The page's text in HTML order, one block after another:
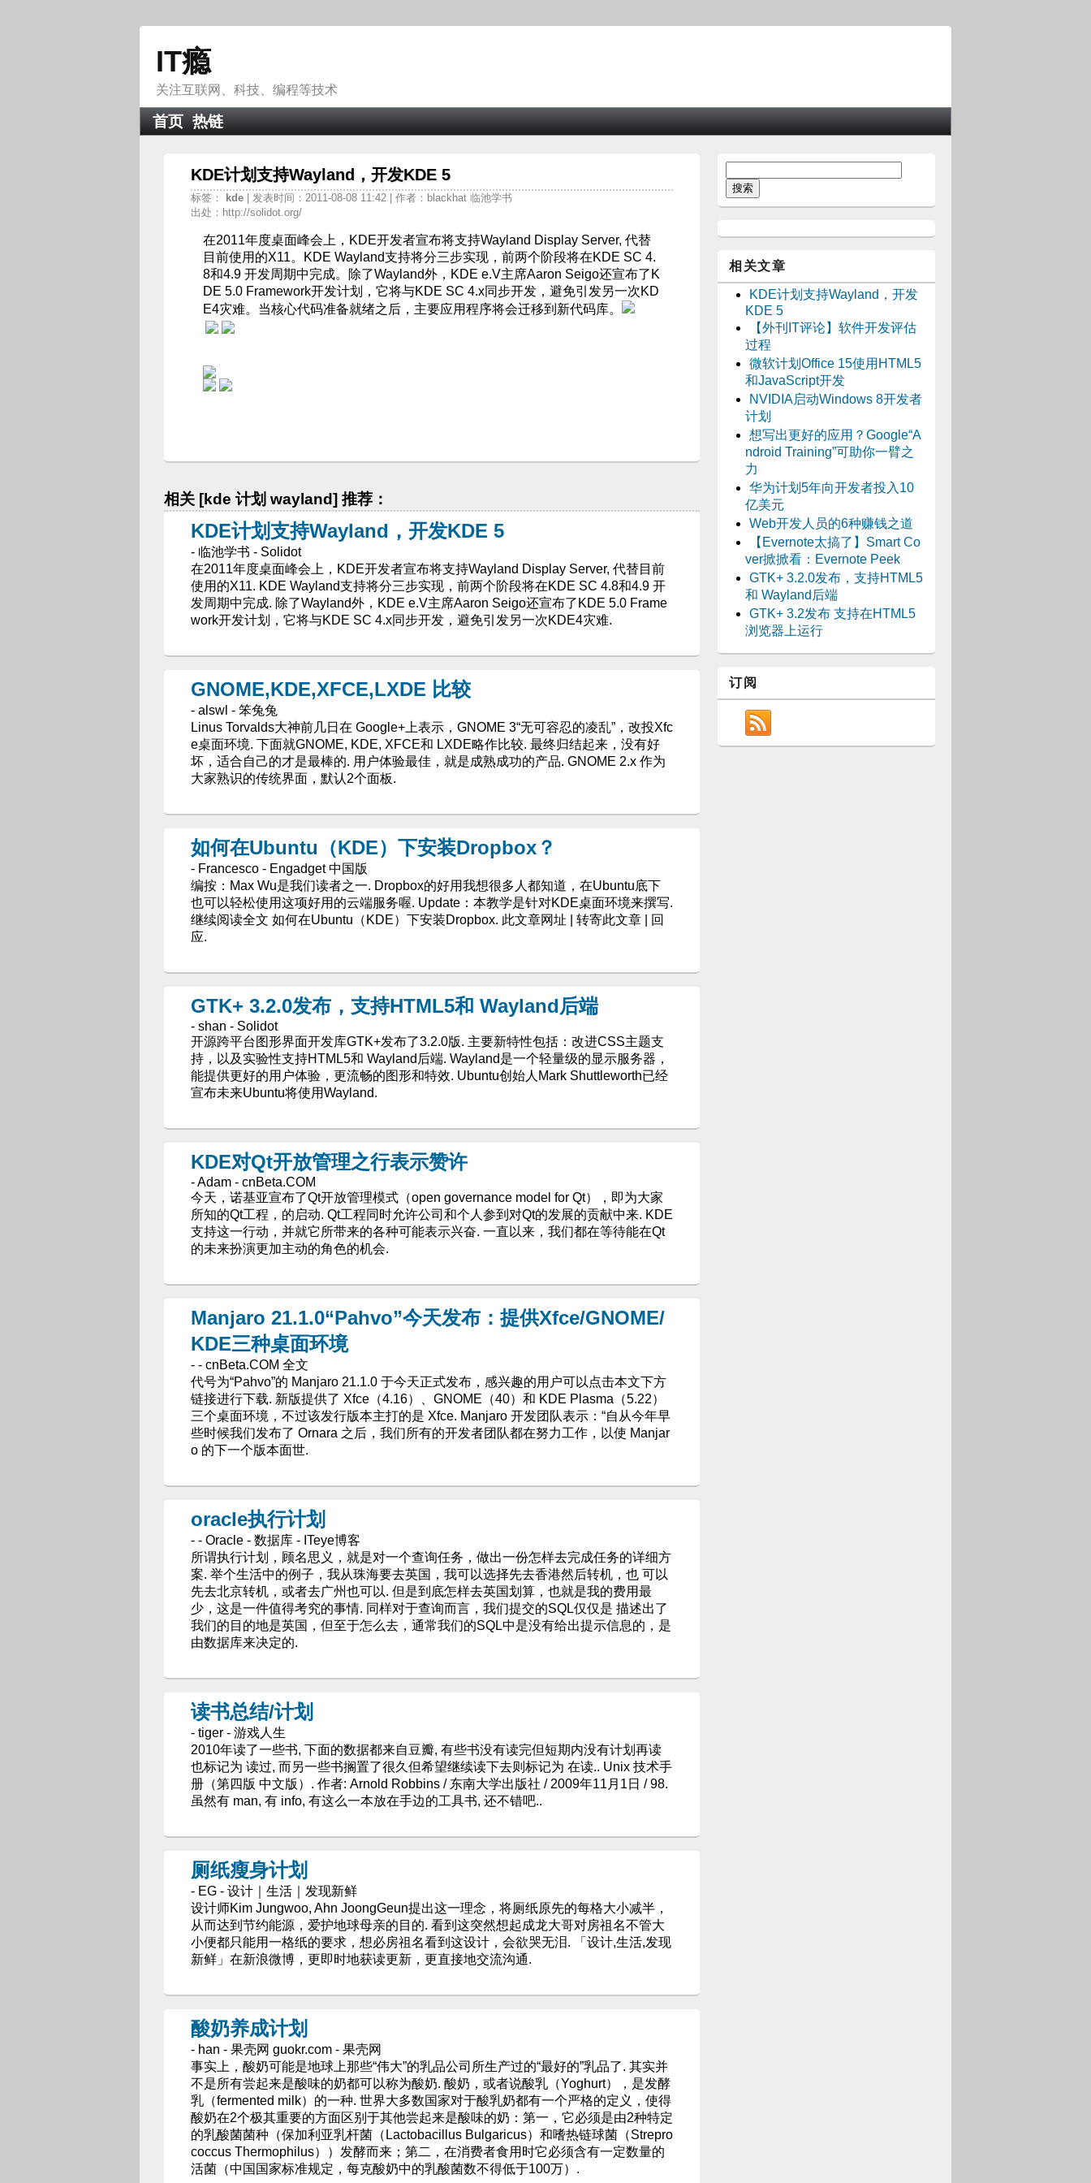
IT瘾
关注互联网、科技、编程等技术
首页 热链
KDE计划支持Wayland，开发KDE 5
标签： kde
| 发表时间：2011-08-08 11:42 | 作者：blackhat 临池学书
出处：http://solidot.org/
在2011年度桌面峰会上，KDE开发者宣布将支持Wayland Display Server, 代替
目前使用的X11。KDE Wayland支持将分三步实现，前两个阶段将在KDE SC 4.
8和4.9 开发周期中完成。除了Wayland外，KDE e.V主席Aaron Seigo还宣布了K
DE 5.0 Framework开发计划，它将与KDE SC 4.x同步开发，避免引发另一次KD
E4灾难。当核心代码准备就绪之后，主要应用程序将会迁移到新代码库。
相关 [kde 计划 wayland] 推荐：
KDE计划支持Wayland，开发KDE 5
- 临池学书 - Solidot
在2011年度桌面峰会上，KDE开发者宣布将支持Wayland Display Server, 代替目前
使用的X11. KDE Wayland支持将分三步实现，前两个阶段将在KDE SC 4.8和4.9 开
发周期中完成. 除了Wayland外，KDE e.V主席Aaron Seigo还宣布了KDE 5.0 Frame
work开发计划，它将与KDE SC 4.x同步开发，避免引发另一次KDE4灾难.
GNOME,KDE,XFCE,LXDE 比较
- alswl - 笨兔兔
Linus Torvalds大神前几日在 Google+上表示，GNOME 3“无可容忍的凌乱”，改投Xfc
e桌面环境. 下面就GNOME, KDE, XFCE和 LXDE略作比较. 最终归结起来，没有好
坏，适合自己的才是最棒的. 用户体验最佳，就是成熟成功的产品. GNOME 2.x 作为
大家熟识的传统界面，默认2个面板.
如何在Ubuntu（KDE）下安装Dropbox？
- Francesco - Engadget 中国版
编按：Max Wu是我们读者之一. Dropbox的好用我想很多人都知道，在Ubuntu底下
也可以轻松使用这项好用的云端服务喔. Update：本教学是针对KDE桌面环境来撰写.
继续阅读全文 如何在Ubuntu（KDE）下安装Dropbox. 此文章网址 | 转寄此文章 | 回
应.
GTK+ 3.2.0发布，支持HTML5和 Wayland后端
- shan - Solidot
开源跨平台图形界面开发库GTK+发布了3.2.0版. 主要新特性包括：改进CSS主题支
持，以及实验性支持HTML5和 Wayland后端. Wayland是一个轻量级的显示服务器，
能提供更好的用户体验，更流畅的图形和特效. Ubuntu创始人Mark Shuttleworth已经
宣布未来Ubuntu将使用Wayland.
KDE对Qt开放管理之行表示赞许
- Adam - cnBeta.COM
今天，诺基亚宣布了Qt开放管理模式（open governance model for Qt），即为大家
所知的Qt工程，的启动. Qt工程同时允许公司和个人参到对Qt的发展的贡献中来. KDE
支持这一行动，并就它所带来的各种可能表示兴奋. 一直以来，我们都在等待能在Qt
的未来扮演更加主动的角色的机会.
Manjaro 21.1.0“Pahvo”今天发布：提供Xfce/GNOME/
KDE三种桌面环境
- - cnBeta.COM 全文
代号为“Pahvo”的 Manjaro 21.1.0 于今天正式发布，感兴趣的用户可以点击本文下方
链接进行下载. 新版提供了 Xfce（4.16）、GNOME（40）和 KDE Plasma（5.22）
三个桌面环境，不过该发行版本主打的是 Xfce. Manjaro 开发团队表示：“自从今年早
些时候我们发布了 Ornara 之后，我们所有的开发者团队都在努力工作，以使 Manjar
o 的下一个版本面世.
oracle执行计划
- - Oracle - 数据库 - ITeye博客
所谓执行计划，顾名思义，就是对一个查询任务，做出一份怎样去完成任务的详细方
案. 举个生活中的例子，我从珠海要去英国，我可以选择先去香港然后转机，也 可以
先去北京转机，或者去广州也可以. 但是到底怎样去英国划算，也就是我的费用最
少，这是一件值得考究的事情. 同样对于查询而言，我们提交的SQL仅仅是 描述出了
我们的目的地是英国，但至于怎么去，通常我们的SQL中是没有给出提示信息的，是
由数据库来决定的.
读书总结/计划
- tiger - 游戏人生
2010年读了一些书, 下面的数据都来自豆瓣, 有些书没有读完但短期内没有计划再读
也标记为 读过, 而另一些书搁置了很久但希望继续读下去则标记为 在读.. Unix 技术手
册（第四版 中文版）. 作者: Arnold Robbins / 东南大学出版社 / 2009年11月1日 / 98.
虽然有 man, 有 info, 有这么一本放在手边的工具书, 还不错吧..
厕纸瘦身计划
- EG - 设计｜生活｜发现新鲜
设计师Kim Jungwoo, Ahn JoongGeun提出这一理念，将厕纸原先的每格大小减半，
从而达到节约能源，爱护地球母亲的目的. 看到这突然想起成龙大哥对房祖名不管大
小便都只能用一格纸的要求，想必房祖名看到这设计，会欲哭无泪. 「设计,生活,发现
新鲜」在新浪微博，更即时地获读更新，更直接地交流沟通.
酸奶养成计划
- han - 果壳网 guokr.com - 果壳网
事实上，酸奶可能是地球上那些“伟大”的乳品公司所生产过的“最好的”乳品了. 其实并
不是所有尝起来是酸味的奶都可以称为酸奶. 酸奶，或者说酸乳（Yoghurt），是发酵
乳（fermented milk）的一种. 世界大多数国家对于酸乳奶都有一个严格的定义，使得
酸奶在2个极其重要的方面区别于其他尝起来是酸味的奶：第一，它必须是由2种特定
的乳酸菌菌种（保加利亚乳杆菌（Lactobacillus Bulgaricus）和嗜热链球菌（Strepro
coccus Thermophilus））发酵而来；第二，在消费者食用时它必须含有一定数量的
活菌（中国国家标准规定，每克酸奶中的乳酸菌数不得低于100万）.
相关文章
KDE计划支持Wayland，开发
KDE 5
【外刊IT评论】软件开发评估
过程
微软计划Office 15使用HTML5
和JavaScript开发
NVIDIA启动Windows 8开发者
计划
想写出更好的应用？Google“A
ndroid Training”可助你一臂之
力
华为计划5年向开发者投入10
亿美元
Web开发人员的6种赚钱之道
【Evernote太搞了】Smart Co
ver掀掀看：Evernote Peek
GTK+ 3.2.0发布，支持HTML5
和 Wayland后端
GTK+ 3.2发布 支持在HTML5
浏览器上运行
订阅